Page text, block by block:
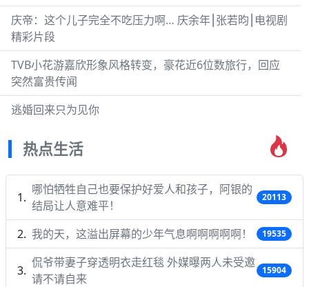
庆帝：这个儿子完全不吃压力啊… 庆余年⎮张若昀⎮电视剧
精彩片段
TVB小花游嘉欣形象风格转变，豪花近6位数旅行，回应
突然富贵传闻
逃婚回来只为见你
热点生活
哪怕牺牲自己也要保护好爱人和孩子，阿银的
结局让人意难平！
20113
我的天，这溢出屏幕的少年气息啊啊啊啊啊！ 19535
侃爷带妻子穿透明衣走红毯 外媒曝两人未受邀
请不请自来
15904